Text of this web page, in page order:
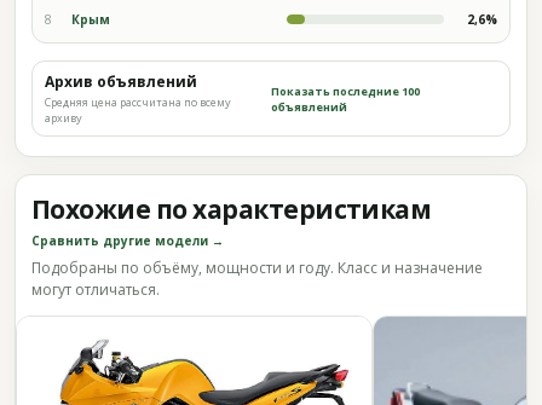
8 Крым 2,6%
Архив объявлений
Средняя цена рассчитана по всему
архиву
Показать последние 100
объявлений
Похожие по характеристикам
Сравнить другие модели →
Подобраны по объёму, мощности и году. Класс и назначение
могут отличаться.